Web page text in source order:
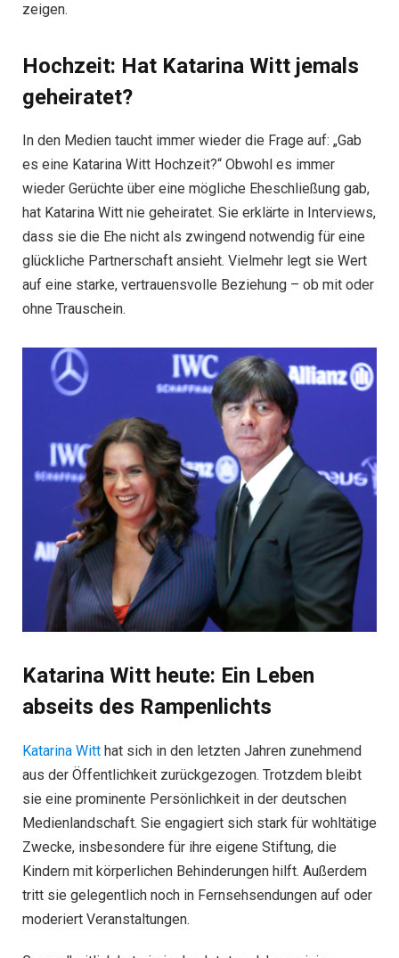
zeigen.
Hochzeit: Hat Katarina Witt jemals
geheiratet?
In den Medien taucht immer wieder die Frage auf: „Gab
es eine Katarina Witt Hochzeit?“ Obwohl es immer
wieder Gerüchte über eine mögliche Eheschließung gab,
hat Katarina Witt nie geheiratet. Sie erklärte in Interviews,
dass sie die Ehe nicht als zwingend notwendig für eine
glückliche Partnerschaft ansieht. Vielmehr legt sie Wert
auf eine starke, vertrauensvolle Beziehung – ob mit oder
ohne Trauschein.
Katarina Witt heute: Ein Leben
abseits des Rampenlichts
Katarina Witt hat sich in den letzten Jahren zunehmend
aus der Öffentlichkeit zurückgezogen. Trotzdem bleibt
sie eine prominente Persönlichkeit in der deutschen
Medienlandschaft. Sie engagiert sich stark für wohltätige
Zwecke, insbesondere für ihre eigene Stiftung, die
Kindern mit körperlichen Behinderungen hilft. Außerdem
tritt sie gelegentlich noch in Fernsehsendungen auf oder
moderiert Veranstaltungen.